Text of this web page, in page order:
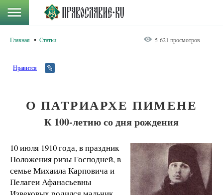
Главная Статьи 5 621 просмотров
Нравится
О ПАТРИАРХЕ ПИМЕНЕ
К 100-летию со дня рождения
10 июля 1910 года, в праздник
Положения ризы Господней, в
семье Михаила Карповича и
Пелагеи Афанасьевны